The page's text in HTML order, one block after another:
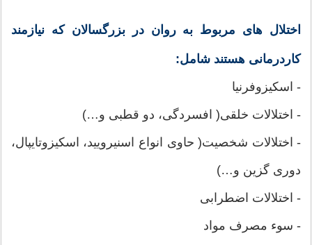
اختلال های مربوط به روان در بزرگسالان که نیازمند
کاردرمانی هستند شامل:
- اسکیزوفرنیا
- اختلالات خلقی( افسردگی، دو قطبی و…)
- اختلالات شخصیت( حاوی انواع اسنیرویید، اسکیزوتایپال،
دوری گزین و…)
- اختلالات اضطرابی
- سوء مصرف مواد